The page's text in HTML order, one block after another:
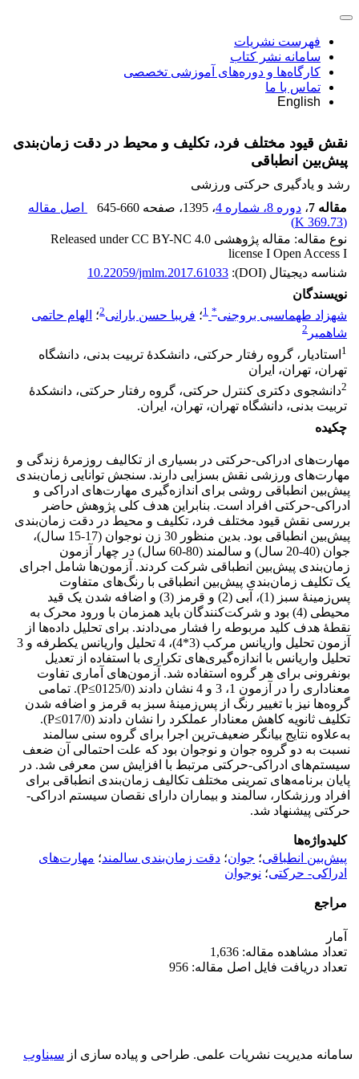
فهرست نشریات
سامانه نشر کتاب
کارگاه‌ها و دوره‌های آموزشی تخصصی
تماس با ما
English
نقش قیود مختلف فرد، تکلیف و محیط در دقت زمان‌بندی
پیش‌بین انطباقی
رشد و یادگیری حرکتی ورزشی
مقاله 7
، دوره 8، شماره 4 ، 1395 ، صفحه 645-660
اصل مقاله
(
369.73 K
)
نوع مقاله: مقاله پژوهشی Released under CC BY-NC 4.0
license I Open Access I
شناسه دیجیتال (DOI):
10.22059/jmlm.2017.61033
نویسندگان
شهزاد طهماسبی بروجنی*
1؛ فریبا حسن بارانی2؛ الهام حاتمی
شاهمیر 2
1 استادیار، گروه رفتار حرکتی، دانشکدۀ تربیت بدنی، دانشگاه
تهران، تهران، ایران
2دانشجوی دکتری کنترل حرکتی، گروه رفتار حرکتی، دانشکدۀ
تربیت بدنی، دانشگاه تهران، تهران، ایران.
چکیده
مهارت‌های ادراکی-حرکتی در بسیاری از تکالیف روزمرۀ زندگی و
مهارت‌های ورزشی نقش بسزایی دارند. سنجش توانایی زمان‌بندی
پیش‌بین انطباقی روشی برای اندازه‌گیری مهارت‌های ادراکی و
ادراکی-حرکتی افراد است. بنابراین هدف کلی پژوهش حاضر
بررسی نقش قیود مختلف فرد، تکلیف و محیط در دقت زمان‌بندی
پیش‌بین انطباقی بود. بدین منظور 30 زن نوجوان (17-15 سال)،
جوان (40-20 سال) و سالمند (80-60 سال) در چهار آزمون
زمان‌بندی پیش‌بین انطباقی شرکت کردند. آزمون‌ها شامل اجرای
یک تکلیف زمان‌بندی پیش‌بین انطباقی با رنگ‌های متفاوت
پس‌زمینۀ سبز (1)، آبی (2) و قرمز (3) و اضافه شدن یک قید
محیطی (4) بود و شرکت‌کنندگان باید همزمان با ورود محرک به
نقطۀ هدف کلید مربوطه را فشار می‌دادند. برای تحلیل داده‌ها از
آزمون تحلیل واریانس مرکب (3*4)، 4 تحلیل واریانس یکطرفه و 3
تحلیل واریانس با اندازه‌گیری‌های تکراری با استفاده از تعدیل
بونفرونی برای هر گروه استفاده شد. آزمون‌های آماری تفاوت
معناداری را در آزمون 1، 3 و 4 نشان دادند (0125/0≥P). تمامی
گروه‌ها نیز با تغییر رنگ از پس‌زمینۀ سبز به قرمز و اضافه شدن
تکلیف ثانویه کاهش معنادار عملکرد را نشان دادند (017/0≥P).
به‌علاوه نتایج بیانگر ضعیف‌ترین اجرا برای گروه سنی سالمند
نسبت به دو گروه جوان و نوجوان بود که علت احتمالی آن ضعف
سیستم‌های ادراکی-حرکتی مرتبط با افزایش سن معرفی شد. در
پایان برنامه‌های تمرینی مختلف تکالیف زمان‌بندی انطباقی برای
افراد ورزشکار، سالمند و بیماران دارای نقصان سیستم ادراکی-
حرکتی پیشنهاد شد.
کلیدواژه‌ها
پیش‌بین انطباقی؛ جوان؛ دقت زمان‌بندی سالمند؛ مهارت‌های
ادراکی- حرکتی؛ نوجوان
مراجع
آمار
تعداد مشاهده مقاله: 1,636
تعداد دریافت فایل اصل مقاله: 956
سامانه مدیریت نشریات علمی. طراحی و پیاده سازی از سیناوب